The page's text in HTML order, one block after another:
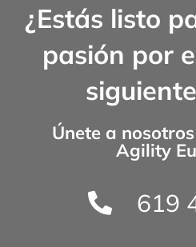
¿Estás listo
pasión por
Únete a
Agility
619